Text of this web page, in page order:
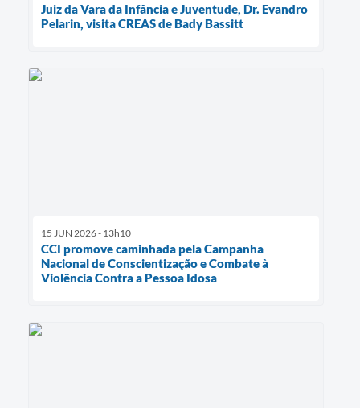
Juiz da Vara da Infância e Juventude, Dr. Evandro
Pelarin, visita CREAS de Bady Bassitt
15 JUN 2026 - 13h10
CCI promove caminhada pela Campanha
Nacional de Conscientização e Combate à
Violência Contra a Pessoa Idosa